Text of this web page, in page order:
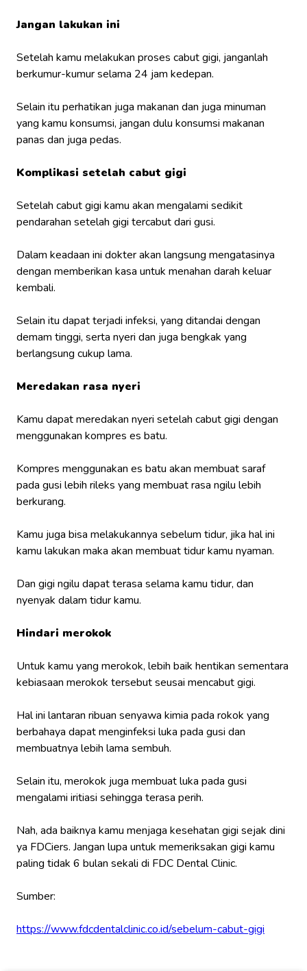
Jangan lakukan ini
Setelah kamu melakukan proses cabut gigi, janganlah
berkumur-kumur selama 24 jam kedepan.
Selain itu perhatikan juga makanan dan juga minuman
yang kamu konsumsi, jangan dulu konsumsi makanan
panas dan juga pedas.
Komplikasi setelah cabut gigi
Setelah cabut gigi kamu akan mengalami sedikit
pendarahan setelah gigi tercabut dari gusi.
Dalam keadaan ini dokter akan langsung mengatasinya
dengan memberikan kasa untuk menahan darah keluar
kembali.
Selain itu dapat terjadi infeksi, yang ditandai dengan
demam tinggi, serta nyeri dan juga bengkak yang
berlangsung cukup lama.
Meredakan rasa nyeri
Kamu dapat meredakan nyeri setelah cabut gigi dengan
menggunakan kompres es batu.
Kompres menggunakan es batu akan membuat saraf
pada gusi lebih rileks yang membuat rasa ngilu lebih
berkurang.
Kamu juga bisa melakukannya sebelum tidur, jika hal ini
kamu lakukan maka akan membuat tidur kamu nyaman.
Dan gigi ngilu dapat terasa selama kamu tidur, dan
nyenyak dalam tidur kamu.
Hindari merokok
Untuk kamu yang merokok, lebih baik hentikan sementara
kebiasaan merokok tersebut seusai mencabut gigi.
Hal ini lantaran ribuan senyawa kimia pada rokok yang
berbahaya dapat menginfeksi luka pada gusi dan
membuatnya lebih lama sembuh.
Selain itu, merokok juga membuat luka pada gusi
mengalami iritiasi sehingga terasa perih.
Nah, ada baiknya kamu menjaga kesehatan gigi sejak dini
ya FDCiers. Jangan lupa untuk memeriksakan gigi kamu
paling tidak 6 bulan sekali di FDC Dental Clinic.
Sumber:
https://www.fdcdentalclinic.co.id/sebelum-cabut-gigi